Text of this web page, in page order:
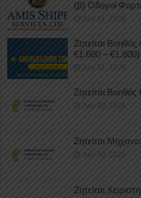
(β) Οδηγοί
July 31, 2026
Ζητείται Βοηθός
€1.600 – €1.800)
July 31, 2026
Ζητείται
July 30, 2026
Ζητείται
July 30, 2026
Ζητείται